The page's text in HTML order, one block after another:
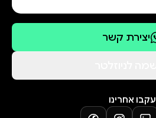
יצירת קשר
עקבו אחרינו